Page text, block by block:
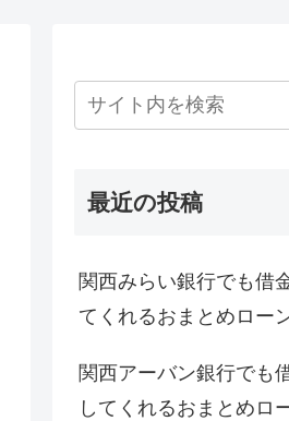
最近の投稿
関西みらい銀行でも借
てくれるおまとめロー
関西アーバン銀行でも
してくれるおまとめロ